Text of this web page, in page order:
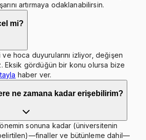
artırmaya odaklanabilirsin.
mi?
hoca duyurularını izliyor, değişen
Eksik gördüğün bir konu olursa bize
haber ver.
ne zamana kadar erişebilirim?
sonuna kadar (üniversitenin
ve bütünleme dahil—